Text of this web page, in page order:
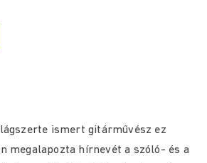
ismert gitárművész ez
megalapozta hírnevét a szóló- és a